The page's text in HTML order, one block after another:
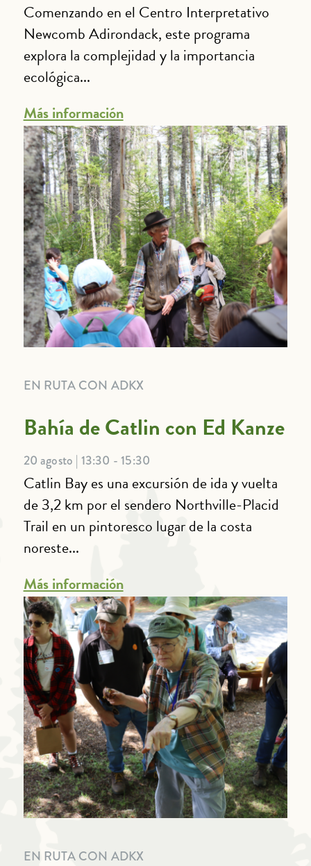
Comenzando en el Centro Interpretativo
Newcomb Adirondack, este programa
explora la complejidad y la importancia
ecológica...
Más información
EN RUTA CON ADKX
Bahía de Catlin con Ed Kanze
20 agosto | 13:30 - 15:30
Catlin Bay es una excursión de ida y vuelta
de 3,2 km por el sendero Northville-Placid
Trail en un pintoresco lugar de la costa
noreste...
Más información
EN RUTA CON ADKX